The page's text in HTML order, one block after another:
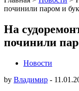
починили паром и
На
починили
Новости
by Владимир -